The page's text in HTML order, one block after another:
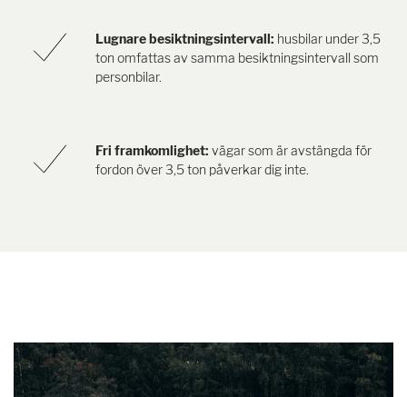
Lugnare besiktningsintervall: husbilar under 3,5
ton omfattas av samma besiktningsintervall som
personbilar.
Fri framkomlighet: vägar som är avstängda för
fordon över 3,5 ton påverkar dig inte.